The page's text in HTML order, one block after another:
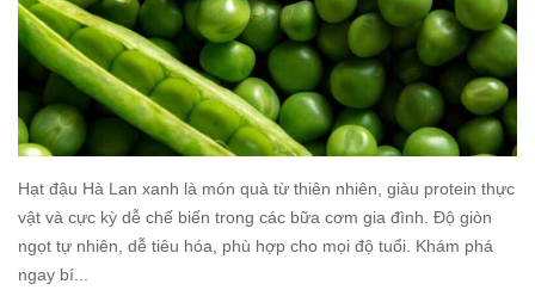
Hạt đậu Hà Lan xanh là món quà từ thiên nhiên, giàu protein thực
vật và cực kỳ dễ chế biến trong các bữa cơm gia đình. Độ giòn
ngọt tự nhiên, dễ tiêu hóa, phù hợp cho mọi độ tuổi. Khám phá
ngay bí...